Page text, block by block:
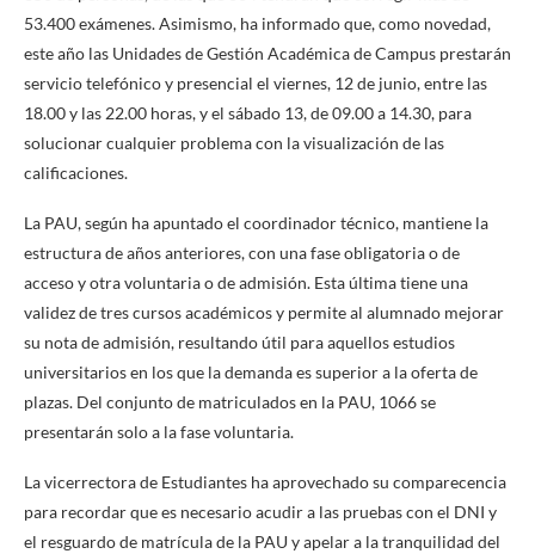
53.400 exámenes. Asimismo, ha informado que, como novedad,
este año las Unidades de Gestión Académica de Campus prestarán
servicio telefónico y presencial el viernes, 12 de junio, entre las
18.00 y las 22.00 horas, y el sábado 13, de 09.00 a 14.30, para
solucionar cualquier problema con la visualización de las
calificaciones.
La PAU, según ha apuntado el coordinador técnico, mantiene la
estructura de años anteriores, con una fase obligatoria o de
acceso y otra voluntaria o de admisión. Esta última tiene una
validez de tres cursos académicos y permite al alumnado mejorar
su nota de admisión, resultando útil para aquellos estudios
universitarios en los que la demanda es superior a la oferta de
plazas. Del conjunto de matriculados en la PAU, 1066 se
presentarán solo a la fase voluntaria.
La vicerrectora de Estudiantes ha aprovechado su comparecencia
para recordar que es necesario acudir a las pruebas con el DNI y
el resguardo de matrícula de la PAU y apelar a la tranquilidad del